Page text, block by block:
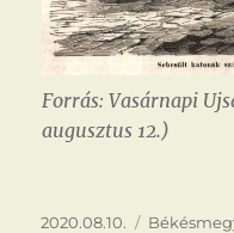
Forrás: Vasárnapi
augusztus 12.)
Közzétéve
2020.08.10. Kategória